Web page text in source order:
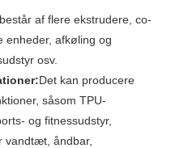
af flere ekstrudere, co-
enheder, afkøling og
osv.
Det kan producere
såsom TPU-
og fitnessudstyr,
vandtæt, åndbar,